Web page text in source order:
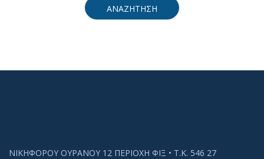
ΑΝΑΖΗΤΗΣΗ
ΝΙΚΗΦΟΡΟΥ ΟΥΡΑΝΟΥ 12 ΠΕΡΙΟΧΗ ΦΙΞ • Τ.Κ. 546 27